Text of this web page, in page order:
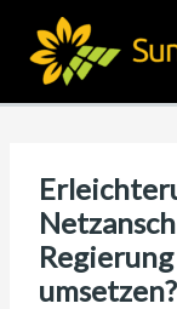
Inhalt
springen
umsetzen?